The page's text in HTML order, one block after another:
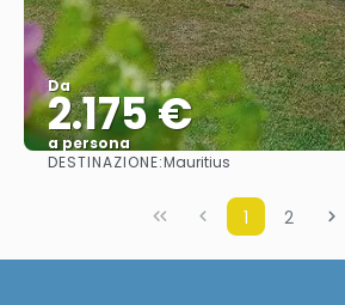
Da
2.175 €
a persona
DESTINAZIONE:Mauritius
1 2